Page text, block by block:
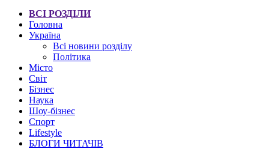
ВСІ РОЗДІЛИ
Головна
Україна
Всі новини розділу
Політика
Місто
Світ
Бізнес
Наука
Шоу-бізнес
Спорт
Lifestyle
БЛОГИ ЧИТАЧІВ